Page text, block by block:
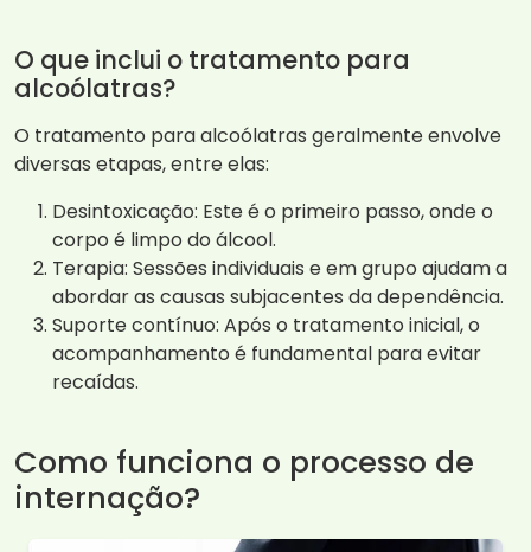
O que inclui o tratamento para
alcoólatras?
O tratamento para alcoólatras geralmente envolve
diversas etapas, entre elas:
Desintoxicação: Este é o primeiro passo, onde o
corpo é limpo do álcool.
Terapia: Sessões individuais e em grupo ajudam a
abordar as causas subjacentes da dependência.
Suporte contínuo: Após o tratamento inicial, o
acompanhamento é fundamental para evitar
recaídas.
Como funciona o processo de
internação?